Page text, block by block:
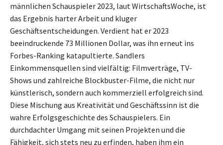
männlichen Schauspieler 2023, laut WirtschaftsWoche, ist
das Ergebnis harter Arbeit und kluger
Geschäftsentscheidungen. Verdient hat er 2023
beeindruckende 73 Millionen Dollar, was ihn erneut ins
Forbes-Ranking katapultierte. Sandlers
Einkommensquellen sind vielfältig: Filmverträge, TV-
Shows und zahlreiche Blockbuster-Filme, die nicht nur
künstlerisch, sondern auch kommerziell erfolgreich sind.
Diese Mischung aus Kreativität und Geschäftssinn ist die
wahre Erfolgsgeschichte des Schauspielers. Ein
durchdachter Umgang mit seinen Projekten und die
Fähigkeit, sich stets neu zu erfinden, haben ihm ein